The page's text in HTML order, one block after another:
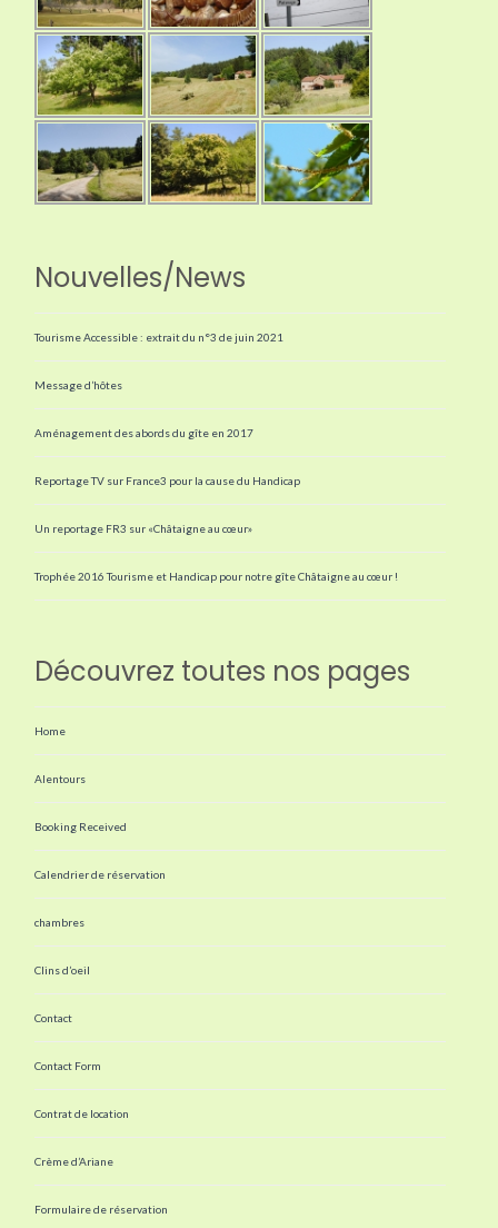
Nouvelles/News
Tourisme Accessible : extrait du n°3 de juin 2021
Message d’hôtes
Aménagement des abords du gîte en 2017
Reportage TV sur France3 pour la cause du Handicap
Un reportage FR3 sur «Châtaigne au cœur»
Trophée 2016 Tourisme et Handicap pour notre gîte Châtaigne au cœur !
Découvrez toutes nos pages
Home
Alentours
Booking Received
Calendrier de réservation
chambres
Clins d’oeil
Contact
Contact Form
Contrat de location
Crème d’Ariane
Formulaire de réservation